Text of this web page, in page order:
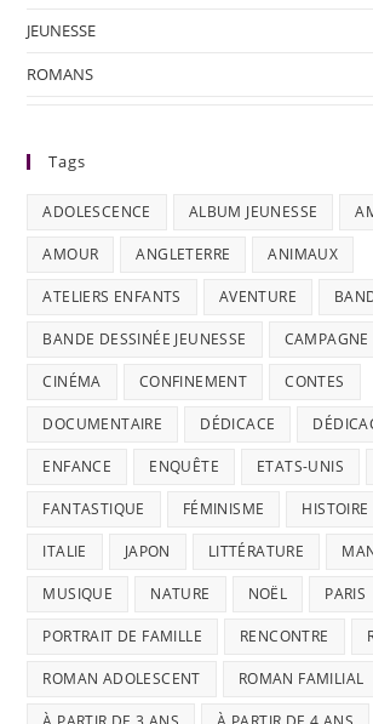
JEUNESSE
ROMANS
Tags
ADOLESCENCE ALBUM JEUNESSE
AMOUR ANGLETERRE ANIMAUX
ATELIERS ENFANTS AVENTURE
BANDE DESSINÉE JEUNESSE CAMPAGNE
CINÉMA CONFINEMENT CONTES
DOCUMENTAIRE DÉDICACE
ENFANCE ENQUÊTE ETATS-UNIS
FANTASTIQUE FÉMINISME HISTOIRE
ITALIE JAPON LITTÉRATURE
MUSIQUE NATURE NOËL PARIS
PORTRAIT DE FAMILLE RENCONTRE
ROMAN ADOLESCENT ROMAN FAMILIAL